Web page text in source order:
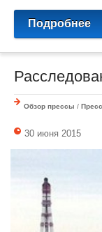
Подробнее
Обзор прессы /
30 июня 2015